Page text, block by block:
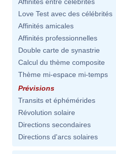
Love Test avec des célébrités
Affinités amicales
Affinités professionnelles
Double carte de synastrie
Calcul du thème composite
Thème mi-espace mi-temps
Prévisions
Transits et éphémérides
Révolution solaire
Directions secondaires
Directions d'arcs solaires